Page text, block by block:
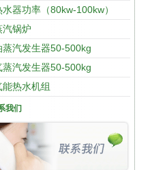
水器功率（80kw-100kw）
汽锅炉
蒸汽发生器50-500kg
蒸汽发生器50-500kg
能热水机组
我们